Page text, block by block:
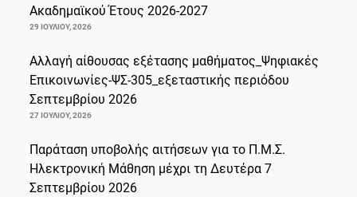
Ακαδημαϊκού Έτους 2026-2027
29 ΙΟΥΛΊΟΥ, 2026
Αλλαγή αίθουσας εξέτασης μαθήματος_Ψηφιακές
Επικοινωνίες-ΨΣ-305_εξεταστικής περιόδου
Σεπτεμβρίου 2026
27 ΙΟΥΛΊΟΥ, 2026
Παράταση υποβολής αιτήσεων για το Π.Μ.Σ.
Ηλεκτρονική Μάθηση μέχρι τη Δευτέρα 7
Σεπτεμβρίου 2026